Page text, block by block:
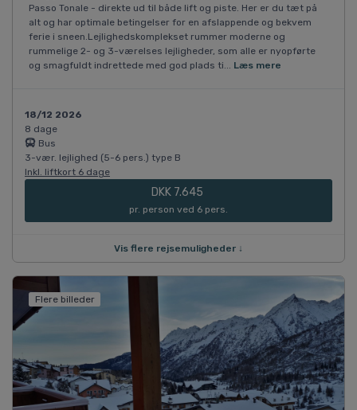
Passo Tonale - direkte ud til både lift og piste. Her er du tæt på
alt og har optimale betingelser for en afslappende og bekvem
ferie i sneen.Lejlighedskomplekset rummer moderne og
rummelige 2- og 3-værelses lejligheder, som alle er nyopførte
og smagfuldt indrettede med god plads ti... Læs mere
18/12 2026
8 dage
Bus
3-vær. lejlighed (5-6 pers.) type B
Inkl. liftkort 6 dage
DKK 7.645
pr. person ved 6 pers.
Vis flere rejsemuligheder ↓
Flere billeder